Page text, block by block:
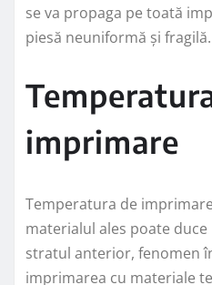
se va propaga pe toată
piesă neuniformă și fragilă.
imprimare
Temperatura de
materialul ales poate
stratul anterior, fenomen
imprimarea cu materiale